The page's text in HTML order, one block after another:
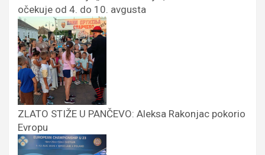
očekuje od 4. do 10. avgusta
ZLATO STIŽE U PANČEVO: Aleksa Rakonjac pokorio
Evropu